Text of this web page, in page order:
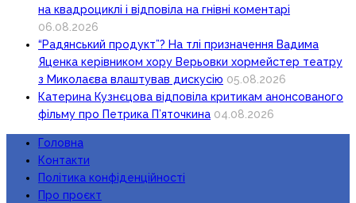
на квадроциклі і відповіла на гнівні коментарі
06.08.2026
“Радянський продукт”? На тлі призначення Вадима
Яценка керівником хору Верьовки хормейстер театру
з Миколаєва влаштував дискусію 05.08.2026
Катерина Кузнєцова відповіла критикам анонсованого
фільму про Петрика П’яточкина 04.08.2026
Головна
Контакти
Політика конфіденційності
Про проєкт